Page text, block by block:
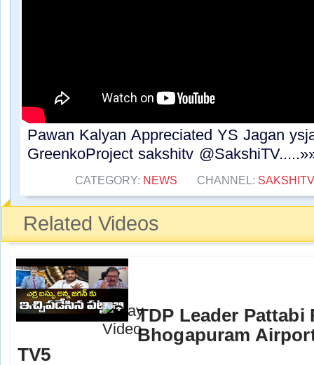
Pawan Kalyan Appreciated YS Jagan
GreenkoProject sakshitv
CATEGORY: NEWS CHANNEL: SAKSHITV
Related Videos
TDP Leader Pattabi
Bhogapuram
TV5